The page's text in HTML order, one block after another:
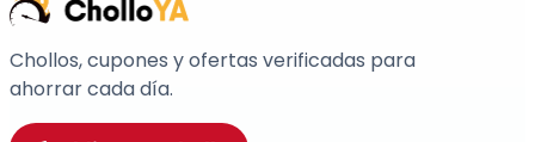
Chollos, cupones y ofertas verificadas para
ahorrar cada día.